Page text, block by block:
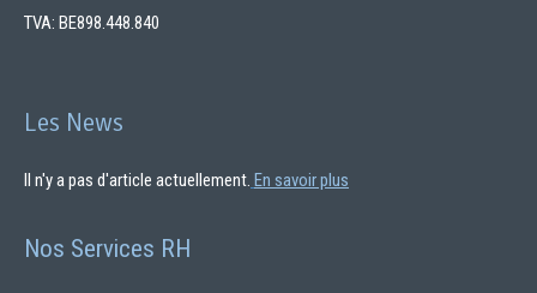
TVA: BE898.448.840
Les News
Il n'y a pas d'article actuellement. En savoir plus
Nos Services RH